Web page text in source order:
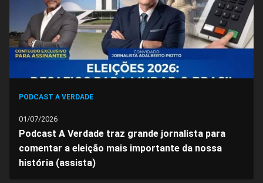
PODCAST A VERDADE
01/07/2026
Podcast A Verdade traz grande jornalista para
comentar a eleição mais importante da nossa
história (assista)